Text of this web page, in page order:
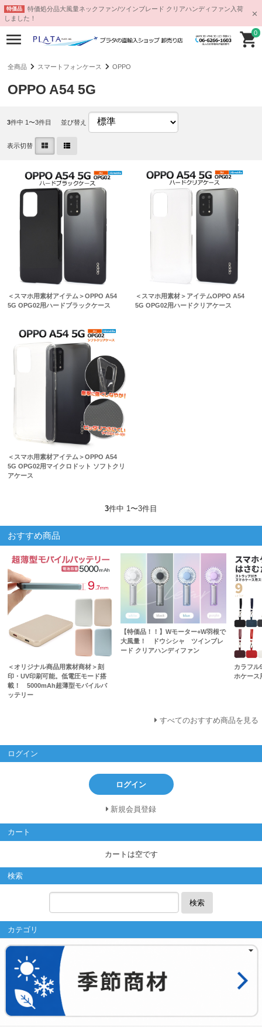
特価品
特価処分品大風量ネックファン/ツインブレード クリアハンディファン入荷
しました！
0
全商品 スマートフォンケース OPPO
OPPO A54 5G
3件中 1〜3件目 並び替え
表示切替
＜スマホ用素材アイテム＞OPPO A54
5G OPG02用ハードブラックケース
＜スマホ用素材＞アイテムOPPO A54
5G OPG02用ハードクリアケース
＜スマホ用素材アイテム＞OPPO A54
5G OPG02用マイクロドット ソフトクリ
アケース
3件中 1〜3件目
おすすめ商品
＜オリジナル商品用素材商材＞刻
印・UV印刷可能。低電圧モード搭
載！ 5000mAh超薄型モバイルバ
ッテリー
【特価品！！】Wモーター+W羽根で
大風量！ ドウシシャ ツインブレ
ード クリアハンディファン
カラフ
ホケース
すべてのおすすめ商品を見る
ログイン
ログイン
新規会員登録
カート
カートは空です
検索
検索
カテゴリ